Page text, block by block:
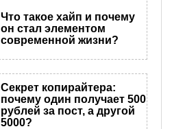
Что такое хайп и почему
он стал элементом
современной жизни?
Секрет копирайтера:
почему один получает 500
рублей за пост, а другой
5000?